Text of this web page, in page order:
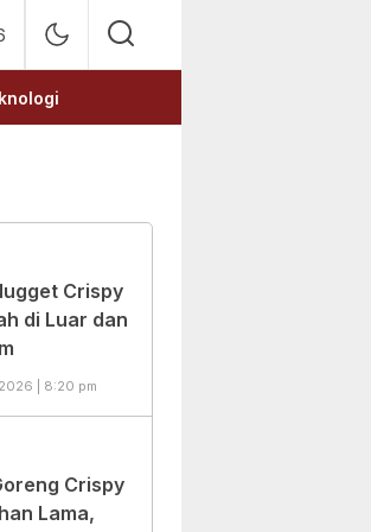
Crispy
di Luar dan
| 8:20 pm
Crispy
Lama,